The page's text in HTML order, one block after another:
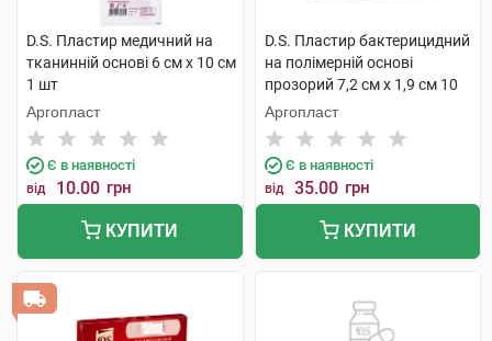
D.S. Пластир медичний на
тканинній основі 6 см х 10 см
1 шт
Аргопласт
Є в наявності
від 10.00 грн
КУПИТИ
D.S. Пластир бактерицидний
на полімерній основі
прозорий 7,2 см х 1,9 см 10
шт
Аргопласт
Є в наявності
від 35.00 грн
КУПИТИ